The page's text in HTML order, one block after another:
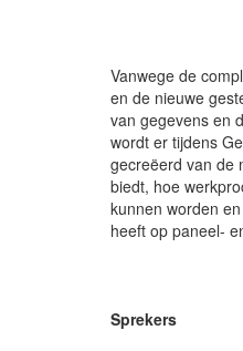
Vanwege de
en de nieuwe
van gegevens en
wordt er tijdens
gecreëerd van de
biedt, hoe
kunnen worden
heeft op paneel-
Sprekers